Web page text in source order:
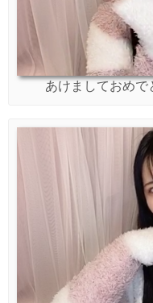
あけましておめで